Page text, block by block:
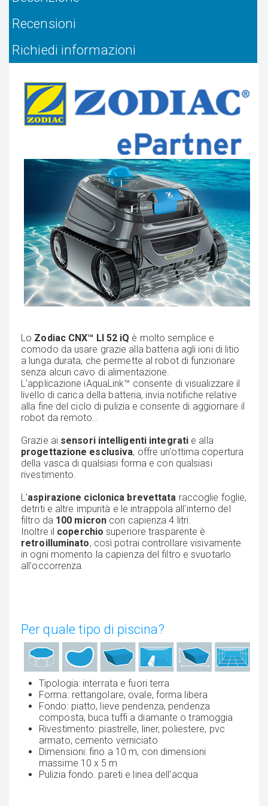
Recensioni
Richiedi informazioni
Lo Zodiac CNX™ LI 52 iQ è molto semplice e
comodo da usare grazie alla batteria agli ioni di litio
a lunga durata, che permette al robot di funzionare
senza alcun cavo di alimentazione.
L'applicazione iAquaLink™ consente di visualizzare il
livello di carica della batteria, invia notifiche relative
alla fine del ciclo di pulizia e consente di aggiornare il
robot da remoto..
Grazie ai sensori intelligenti integrati e alla
progettazione esclusiva, offre un'ottima copertura
della vasca di qualsiasi forma e con qualsiasi
rivestimento.
L'aspirazione ciclonica brevettata raccoglie foglie,
detriti e altre impurità e le intrappola all'interno del
filtro da 100 micron con capienza 4 litri.
Inoltre il coperchiosuperiore trasparente è
retroilluminato, così potrai controllare visivamente
in ogni momento la capienza del filtro e svuotarlo
all'occorrenza.
Per quale tipo di piscina?
Tipologia: interrata e fuori terra
Forma: rettangolare, ovale, forma libera
Fondo: piatto, lieve pendenza, pendenza
composta, buca tuffi a diamante o tramoggia
Rivestimento: piastrelle, liner, poliestere, pvc
armato, cemento verniciato
Dimensioni: fino a 10 m, con dimensioni
massime 10 x 5 m
Pulizia fondo. pareti e linea dell'acqua